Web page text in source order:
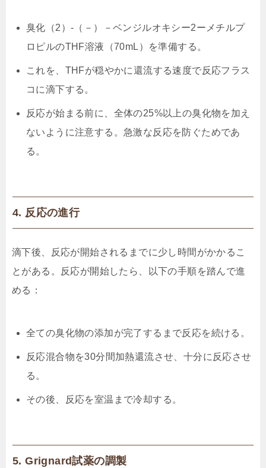
臭化（2）-（－）－ベンジルオキシー2ーメチルプ
ロピルのTHF溶液（70mL）を準備する。
これを、THFが穏やかに還流する速度で反応フラス
コに滴下する。
反応が始まる前に、全体の25%以上の臭化物を加え
ないように注意する。急激な反応を防ぐためであ
る。
4. 反応の進行
滴下後、反応が開始されるまでに少し時間がかかるこ
とがある。反応が開始したら、以下の手順を踏んで進
める：
全ての臭化物の添加が完了するまで反応を続ける。
反応混合物を30分間加熱還流させ、十分に反応させ
る。
その後、反応を室温まで冷却する。
5. Grignard試薬の調製